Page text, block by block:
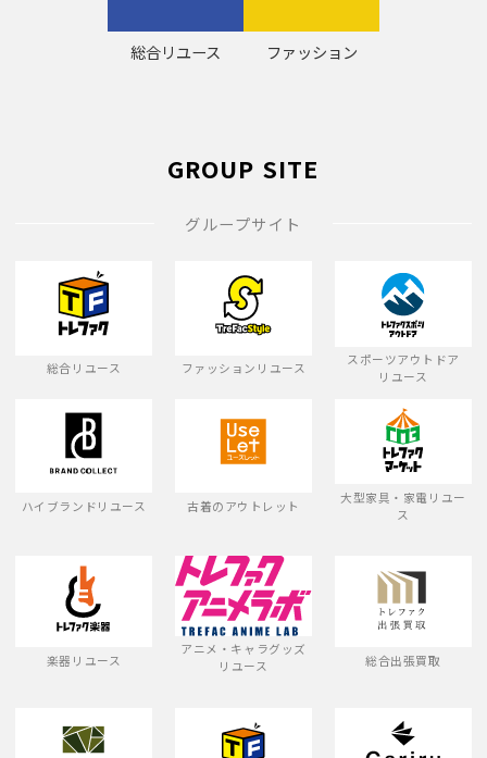
総合リユース ファッション
GROUP SITE
グループサイト
総合リユース ファッションリユース
スポーツアウトドア
リユース
ハイブランドリユース 古着のアウトレット
大型家具・家電リユー
ス
楽器リユース
アニメ・キャラグッズ
リユース
総合出張買取